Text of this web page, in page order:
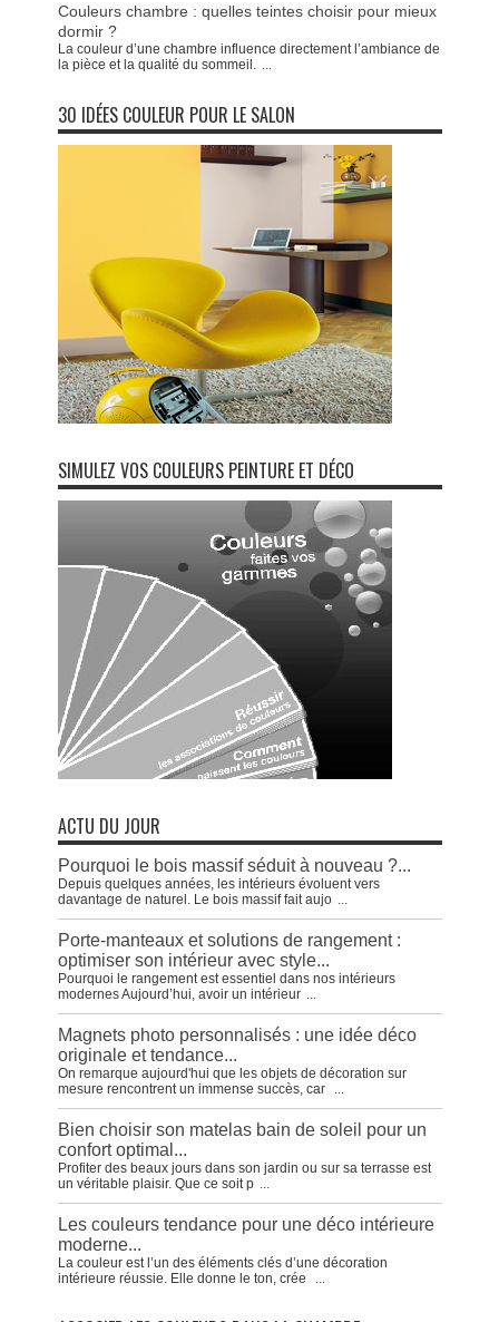
Couleurs chambre : quelles teintes choisir pour mieux
dormir ?
La couleur d’une chambre influence directement l’ambiance de
la pièce et la qualité du sommeil. ...
30 IDÉES COULEUR POUR LE SALON
SIMULEZ VOS COULEURS PEINTURE ET DÉCO
ACTU DU JOUR
Pourquoi le bois massif séduit à nouveau ?...
Depuis quelques années, les intérieurs évoluent vers
davantage de naturel. Le bois massif fait aujo ...
Porte-manteaux et solutions de rangement :
optimiser son intérieur avec style...
Pourquoi le rangement est essentiel dans nos intérieurs
modernes Aujourd’hui, avoir un intérieur ...
Magnets photo personnalisés : une idée déco
originale et tendance...
On remarque aujourd'hui que les objets de décoration sur
mesure rencontrent un immense succès, car
...
Bien choisir son matelas bain de soleil pour un
confort optimal...
Profiter des beaux jours dans son jardin ou sur sa terrasse est
un véritable plaisir. Que ce soit p ...
Les couleurs tendance pour une déco intérieure
moderne...
La couleur est l’un des éléments clés d’une décoration
intérieure réussie. Elle donne le ton, crée
...